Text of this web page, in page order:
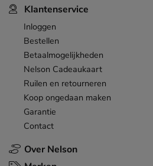
Over Nelson
Klantenservice
Inloggen
Bestellen
Betaalmogelijkheden
Nelson Cadeaukaart
Ruilen en retourneren
Koop ongedaan maken
Garantie
Contact